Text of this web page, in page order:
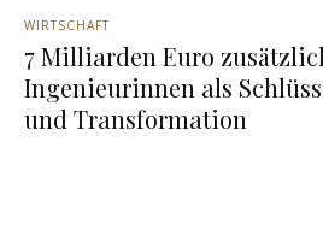
WIRTSCHAFT
7 Milliarden Euro
Ingenieurinnen als
und Transformation